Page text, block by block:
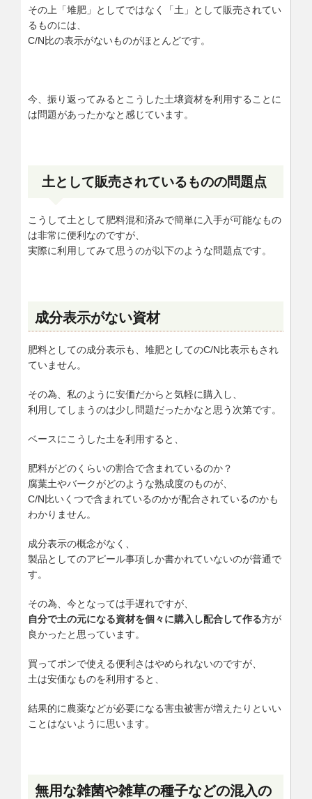
その上「堆肥」としてではなく「土」として販売されてい
るものには、
C/N比の表示がないものがほとんどです。
今、振り返ってみるとこうした土壌資材を利用することに
は問題があったかなと感じています。
土として販売されているものの問題点
こうして土として肥料混和済みで簡単に入手が可能なもの
は非常に便利なのですが、
実際に利用してみて思うのが以下のような問題点です。
成分表示がない資材
肥料としての成分表示も、堆肥としてのC/N比表示もされ
ていません。
その為、私のように安価だからと気軽に購入し、
利用してしまうのは少し問題だったかなと思う次第です。
ベースにこうした土を利用すると、
肥料がどのくらいの割合で含まれているのか？
腐葉土やバークがどのような熟成度のものが、
C/N比いくつで含まれているのかが配合されているのかも
わかりません。
成分表示の概念がなく、
製品としてのアピール事項しか書かれていないのが普通で
す。
その為、今となっては手遅れですが、
自分で土の元になる資材を個々に購入し配合して作る方が
良かったと思っています。
買ってポンで使える便利さはやめられないのですが、
土は安価なものを利用すると、
結果的に農薬などが必要になる害虫被害が増えたりといい
ことはないように思います。
無用な雑菌や雑草の種子などの混入の